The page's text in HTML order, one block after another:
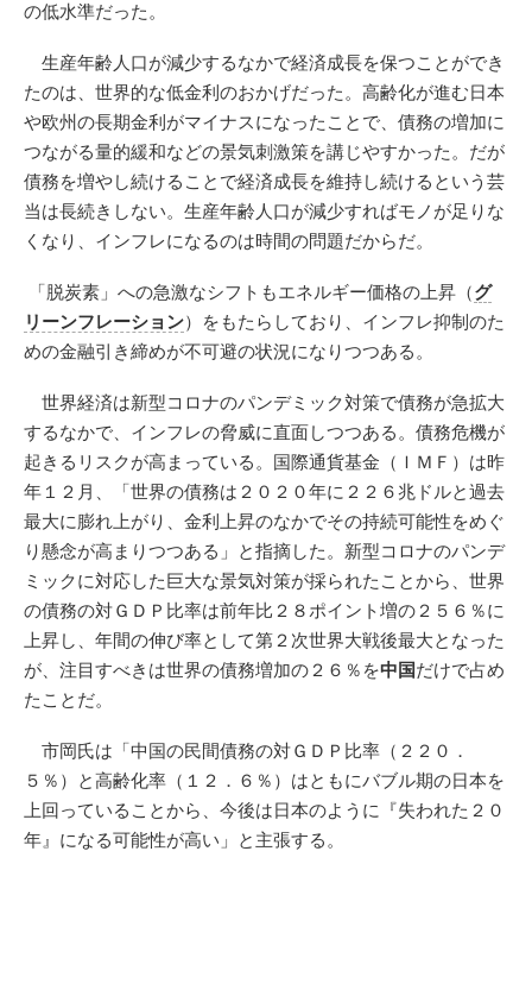
の低水準だった。
生産年齢人口が減少するなかで経済成長を保つことができ
たのは、世界的な低金利のおかげだった。高齢化が進む日本
や欧州の長期金利がマイナスになったことで、債務の増加に
つながる量的緩和などの景気刺激策を講じやすかった。だが
債務を増やし続けることで経済成長を維持し続けるという芸
当は長続きしない。生産年齢人口が減少すればモノが足りな
くなり、インフレになるのは時間の問題だからだ。
「脱炭素」への急激なシフトもエネルギー価格の上昇（グ
リーンフレーション）をもたらしており、インフレ抑制のた
めの金融引き締めが不可避の状況になりつつある。
世界経済は新型コロナのパンデミック対策で債務が急拡大
するなかで、インフレの脅威に直面しつつある。債務危機が
起きるリスクが高まっている。国際通貨基金（ＩＭＦ）は昨
年１２月、「世界の債務は２０２０年に２２６兆ドルと過去
最大に膨れ上がり、金利上昇のなかでその持続可能性をめぐ
り懸念が高まりつつある」と指摘した。新型コロナのパンデ
ミックに対応した巨大な景気対策が採られたことから、世界
の債務の対ＧＤＰ比率は前年比２８ポイント増の２５６％に
上昇し、年間の伸び率として第２次世界大戦後最大となった
が、注目すべきは世界の債務増加の２６％を中国だけで占め
たことだ。
市岡氏は「中国の民間債務の対ＧＤＰ比率（２２０．
５％）と高齢化率（１２．６％）はともにバブル期の日本を
上回っていることから、今後は日本のように『失われた２０
年』になる可能性が高い」と主張する。